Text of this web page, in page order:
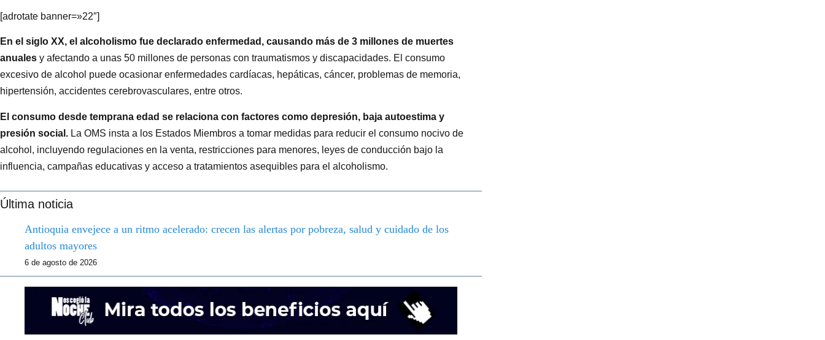
[adrotate banner=»22″]
En el siglo XX, el alcoholismo fue declarado enfermedad, causando más de 3 millones de muertes
anuales y afectando a unas 50 millones de personas con traumatismos y discapacidades. El consumo
excesivo de alcohol puede ocasionar enfermedades cardíacas, hepáticas, cáncer, problemas de memoria,
hipertensión, accidentes cerebrovasculares, entre otros.
El consumo desde temprana edad se relaciona con factores como depresión, baja autoestima y
presión social. La OMS insta a los Estados Miembros a tomar medidas para reducir el consumo nocivo de
alcohol, incluyendo regulaciones en la venta, restricciones para menores, leyes de conducción bajo la
influencia, campañas educativas y acceso a tratamientos asequibles para el alcoholismo.
Última noticia
Antioquia envejece a un ritmo acelerado: crecen las alertas por pobreza, salud y cuidado de los
adultos mayores
6 de agosto de 2026